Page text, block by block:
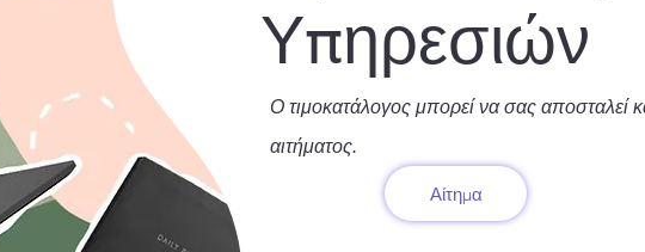
Υπηρεσιών
Ο τιμοκατάλογος μπορεί να σας αποσταλεί
αιτήματος.
Αίτημα